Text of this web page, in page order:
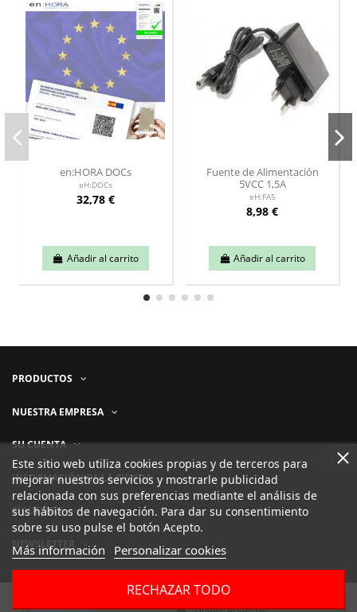
Añadir al carrito
en:HORA DOCs
eH:DOCs
32,78 €
Añadir al carrito
Fuente de Alimentación
5VCC 1,5A
eH:FA5
8,98 €
Añadir al carrito
PRODUCTOS
NUESTRA EMPRESA
SU CUENTA
INFORMACIÓN DE LA TIENDA
Este sitio web utiliza cookies propias y de terceros para
mejorar nuestros servicios y mostrarle publicidad
relacionada con sus preferencias mediante el análisis de
sus hábitos de navegación. Para dar su consentimiento
sobre su uso pulse el botón Acepto.
Más información Personalizar cookies
RECHAZAR TODO
SÍGUENOS
NEWSLETTER